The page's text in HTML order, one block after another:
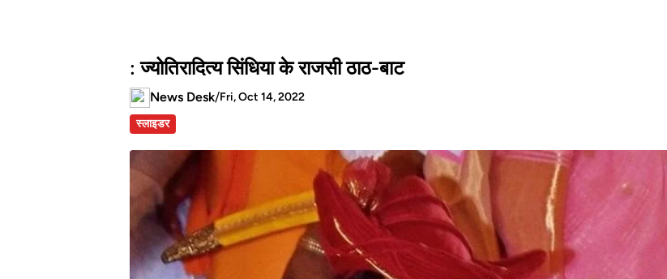
: ज्योतिरादित्य सिंधिया के राजसी ठाठ-बाट
News Desk/Fri, Oct 14, 2022
स्लाइडर